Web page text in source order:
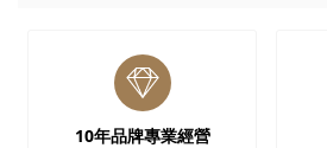
10年品牌專業經營